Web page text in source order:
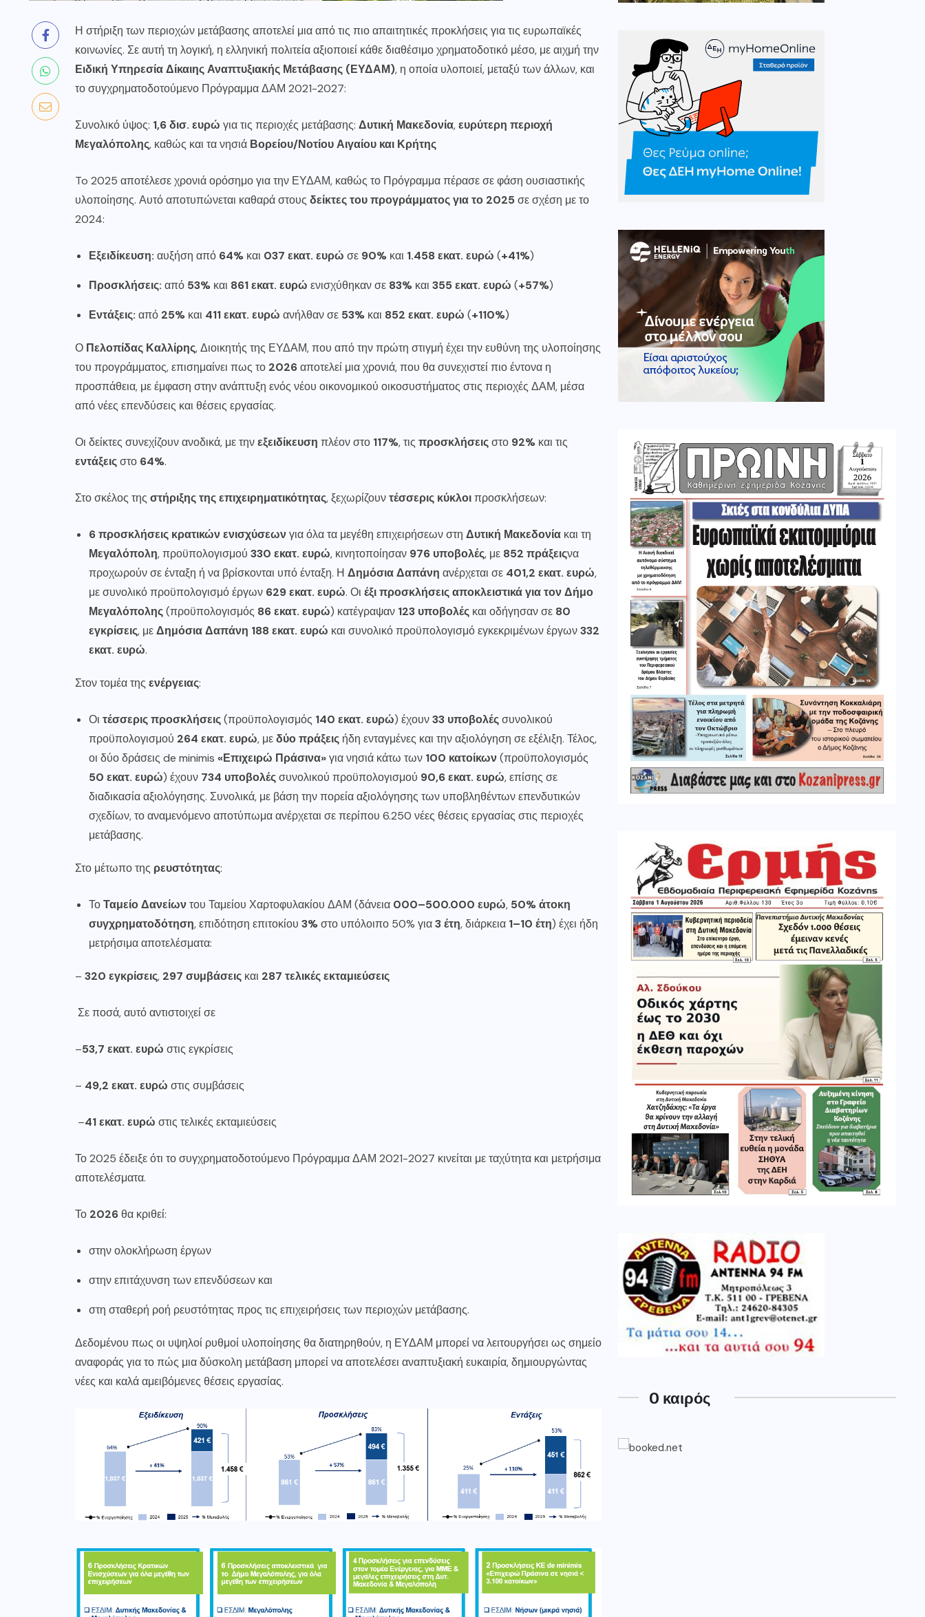
Η στήριξη των περιοχών μετάβασης αποτελεί μια από τις πιο απαιτητικές προκλήσεις για τις ευρωπαϊκές
κοινωνίες. Σε αυτή τη λογική, η ελληνική πολιτεία αξιοποιεί κάθε διαθέσιμο χρηματοδοτικό μέσο, με αιχμή την
Ειδική Υπηρεσία Δίκαιης Αναπτυξιακής Μετάβασης (ΕΥΔΑΜ), η οποία υλοποιεί, μεταξύ των άλλων, και
το συγχρηματοδοτούμενο Πρόγραμμα ΔΑΜ 2021-2027:
Συνολικό ύψος: 1,6 δισ. ευρώ για τις περιοχές μετάβασης: Δυτική Μακεδονία,ευρύτερη περιοχή
Μεγαλόπολης, καθώς και τα νησιά Βορείου/Νοτίου Αιγαίου και Κρήτης
To 2025 αποτέλεσε χρονιά ορόσημο για την ΕΥΔΑΜ, καθώς το Πρόγραμμα πέρασε σε φάση ουσιαστικής
υλοποίησης. Αυτό αποτυπώνεται καθαρά στους δείκτες του προγράμματος για το 2025σε σχέση με το
2024:
Εξειδίκευση: αυξήση από 64% και 037 εκατ. ευρώ σε 90% και 1.458 εκατ. ευρώ (+41%)
Προσκλήσεις: από 53% και 861 εκατ. ευρώ ενισχύθηκαν σε 83% και 355 εκατ. ευρώ (+57%)
Εντάξεις: από 25% και 411 εκατ. ευρώ ανήλθαν σε 53% και 852 εκατ. ευρώ (+110%)
Ο Πελοπίδας Καλλίρης, Διοικητής της ΕΥΔΑΜ, που από την πρώτη στιγμή έχει την ευθύνη της υλοποίησης
του προγράμματος, επισημαίνει πως το 2026αποτελεί μια χρονιά, που θα συνεχιστεί πιο έντονα η
προσπάθεια, με έμφαση στην ανάπτυξη ενός νέου οικονομικού οικοσυστήματος στις περιοχές ΔΑΜ, μέσα
από νέες επενδύσεις και θέσεις εργασίας.
Οι δείκτες συνεχίζουν ανοδικά, με τηνεξειδίκευση πλέον στο 117%, τις προσκλήσειςστο 92% και τις
εντάξειςστο 64%.
Στο σκέλος της στήριξης της επιχειρηματικότητας, ξεχωρίζουντέσσερις κύκλοιπροσκλήσεων:
6 προσκλήσεις κρατικών ενισχύσεωνγια όλα τα μεγέθη επιχειρήσεων στη Δυτική Μακεδονία και τη
Μεγαλόπολη, προϋπολογισμού 330 εκατ. ευρώ, κινητοποίησαν 976 υποβολές, με 852 πράξειςνα
προχωρούν σε ένταξη ή να βρίσκονται υπό ένταξη. Η Δημόσια Δαπάνη ανέρχεται σε 401,2 εκατ. ευρώ,
με συνολικό προϋπολογισμό έργων 629 εκατ. ευρώ. Οι έξι προσκλήσεις αποκλειστικά για τον Δήμο
Μεγαλόπολης(προϋπολογισμός 86 εκατ. ευρώ) κατέγραψαν 123 υποβολές και οδήγησαν σε 80
εγκρίσεις, μεΔημόσια Δαπάνη 188 εκατ. ευρώ και συνολικό προϋπολογισμό εγκεκριμένων έργων332
εκατ. ευρώ.
Στον τομέα της ενέργειας:
Οι τέσσερις προσκλήσεις(προϋπολογισμός 140 εκατ. ευρώ) έχουν33 υποβολέςσυνολικού
προϋπολογισμού 264 εκατ. ευρώ, μεδύο πράξεις ήδη ενταγμένες και την αξιολόγηση σε εξέλιξη. Τέλος,
οι δύο δράσεις de minimis «Επιχειρώ Πράσινα»για νησιά κάτω των 100 κατοίκων(προϋπολογισμός
50 εκατ. ευρώ) έχουν 734 υποβολέςσυνολικού προϋπολογισμού 90,6 εκατ. ευρώ, επίσης σε
διαδικασία αξιολόγησης. Συνολικά, με βάση την πορεία αξιολόγησης των υποβληθέντων επενδυτικών
σχεδίων, το αναμενόμενο αποτύπωμα ανέρχεται σε περίπου 6.250 νέες θέσεις εργασίας στις περιοχές
μετάβασης.
Στο μέτωπο της ρευστότητας:
ΤοΤαμείο Δανείωντου Ταμείου Χαρτοφυλακίου ΔΑΜ (δάνεια 000–500.000 ευρώ, 50% άτοκη
συγχρηματοδότηση, επιδότηση επιτοκίου 3%στο υπόλοιπο 50% για3 έτη, διάρκεια 1–10 έτη) έχει ήδη
μετρήσιμα αποτελέσματα:
– 320 εγκρίσεις, 297 συμβάσεις και 287 τελικές εκταμιεύσεις
Σε ποσά, αυτό αντιστοιχεί σε
–53,7 εκατ. ευρώ στις εγκρίσεις
– 49,2 εκατ. ευρώ στις συμβάσεις
–41 εκατ. ευρώ στις τελικές εκταμιεύσεις
Το 2025 έδειξε ότι το συγχρηματοδοτούμενο Πρόγραμμα ΔΑΜ 2021-2027 κινείται με ταχύτητα και μετρήσιμα
αποτελέσματα.
Το 2026θα κριθεί:
στην ολοκλήρωση έργων
στην επιτάχυνση των επενδύσεων και
στη σταθερή ροή ρευστότητας προς τις επιχειρήσεις των περιοχών μετάβασης.
Δεδομένου πως οι υψηλοί ρυθμοί υλοποίησης θα διατηρηθούν, η ΕΥΔΑΜ μπορεί να λειτουργήσει ως σημείο
αναφοράς για το πώς μια δύσκολη μετάβαση μπορεί να αποτελέσει αναπτυξιακή ευκαιρία, δημιουργώντας
νέες και καλά αμειβόμενες θέσεις εργασίας.
O καιρός